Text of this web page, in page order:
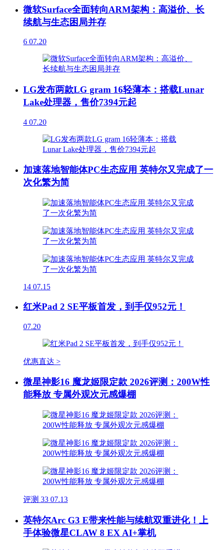
微软Surface全面转向ARM架构：高溢价、长
续航与生态困局并存
6 07.20
LG发布两款LG gram 16轻薄本：搭载Lunar
Lake处理器，售价7394元起
4 07.20
加速落地智能体PC生态应用 英特尔又完成了一
次化繁为简
14 07.15
红米Pad 2 SE平板首发，到手仅952元！
07.20
优惠直达 >
微星神影16 魔龙姬限定款 2026评测：200W性
能释放 专属外观次元感爆棚
评测 33 07.13
英特尔Arc G3 E带来性能与续航双重进化！上
手体验微星CLAW 8 EX AI+掌机